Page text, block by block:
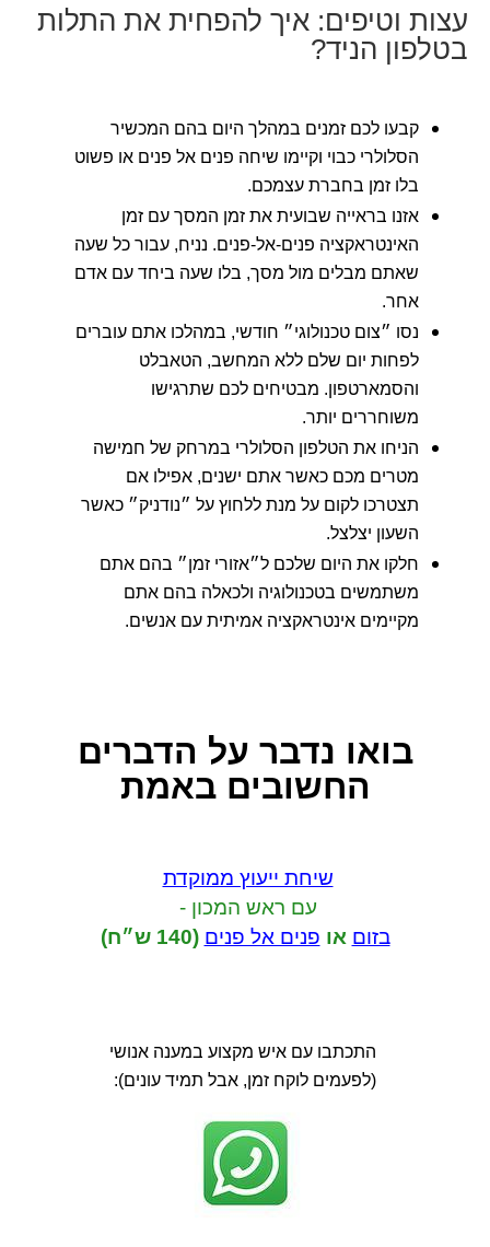
עצות וטיפים: איך להפחית את התלות
בטלפון הניד?
קבעו לכם זמנים במהלך היום בהם המכשיר
הסלולרי כבוי וקיימו שיחה פנים אל פנים או פשוט
בלו זמן בחברת עצמכם.
אזנו בראייה שבועית את זמן המסך עם זמן
האינטראקציה פנים-אל-פנים. נניח, עבור כל שעה
שאתם מבלים מול מסך, בלו שעה ביחד עם אדם
אחר.
נסו ״צום טכנולוגי״ חודשי, במהלכו אתם עוברים
לפחות יום שלם ללא המחשב, הטאבלט
והסמארטפון. מבטיחים לכם שתרגישו
משוחררים יותר.
הניחו את הטלפון הסלולרי במרחק של חמישה
מטרים מכם כאשר אתם ישנים, אפילו אם
תצטרכו לקום על מנת ללחוץ על ״נודניק״ כאשר
השעון יצלצל.
חלקו את היום שלכם ל״אזורי זמן״ בהם אתם
משתמשים בטכנולוגיה ולכאלה בהם אתם
מקיימים אינטראקציה אמיתית עם אנשים.
בואו נדבר על הדברים
החשובים באמת
שיחת ייעוץ ממוקדת
עם ראש המכון -
בזום או פנים אל פנים (140 ש״ח)
התכתבו עם איש מקצוע במענה אנושי
(לפעמים לוקח זמן, אבל תמיד עונים):